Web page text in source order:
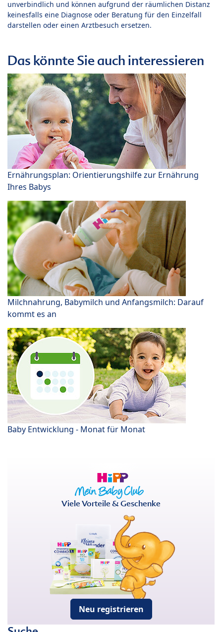
unverbindlich und können aufgrund der räumlichen Distanz
keinesfalls eine Diagnose oder Beratung für den Einzelfall
darstellen oder einen Arztbesuch ersetzen.
Das könnte Sie auch interessieren
Ernährungsplan: Orientierungshilfe zur Ernährung
Ihres Babys
Milchnahrung, Babymilch und Anfangsmilch: Darauf
kommt es an
Baby Entwicklung - Monat für Monat
Viele Vorteile & Geschenke
Neu registrieren